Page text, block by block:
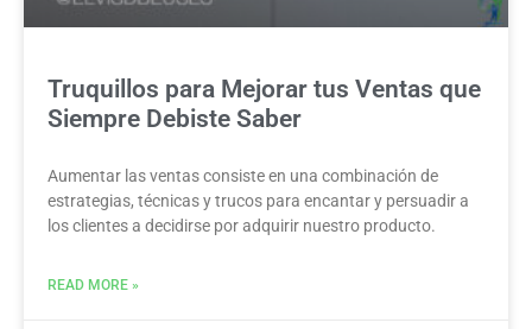
Truquillos para Mejorar tus Ventas que
Siempre Debiste Saber
Aumentar las ventas consiste en una combinación de
estrategias, técnicas y trucos para encantar y persuadir a
los clientes a decidirse por adquirir nuestro producto.
READ MORE »